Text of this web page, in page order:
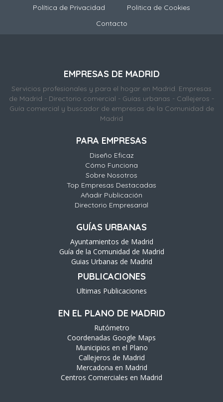
Política de Privacidad
Politica de Cookies
Contacto
EMPRESAS DE MADRID
Servicios profesionales y para el hogar en Madrid. Empresas
de Madrid - Directorio comercial - Guías urbanas - Callejeros -
Guía comercial y buscador de empresas de la Comunidad de
Madrid
PARA EMPRESAS
Diseño Eficaz
Cómo Funciona
Sobre Nosotros
Top Empresas Destacadas
Añadir Publicación
Directorio Empresarial
GUÍAS URBANAS
Ayuntamientos de Madrid
Guía de la Comunidad de Madrid
Guias Urbanas de Madrid
PUBLICACIONES
Ultimas Publicaciones
EN EL PLANO DE MADRID
Rutómetro
Coordenadas Google Maps
Municipios en el Plano
Callejeros de Madrid
Mercadona en Madrid
Centros Comerciales en Madrid